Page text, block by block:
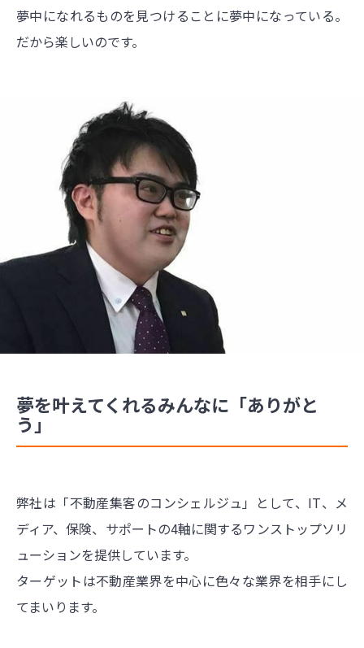
夢中になれるものを見つけることに夢中になっている。
だから楽しいのです。
夢を叶えてくれるみんなに「ありがと
う」
弊社は「不動産集客のコンシェルジュ」として、IT、メ
ディア、保険、サポートの4軸に関するワンストップソリ
ューションを提供しています。
ターゲットは不動産業界を中心に色々な業界を相手にし
てまいります。